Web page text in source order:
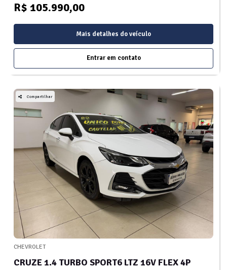
R$ 105.990,00
Mais detalhes do veículo
Entrar em contato
Compartilhar
CHEVROLET
CRUZE 1.4 TURBO SPORT6 LTZ 16V FLEX 4P